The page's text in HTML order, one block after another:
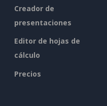
Creador de
presentaciones
Editor de hojas de
cálculo
Precios